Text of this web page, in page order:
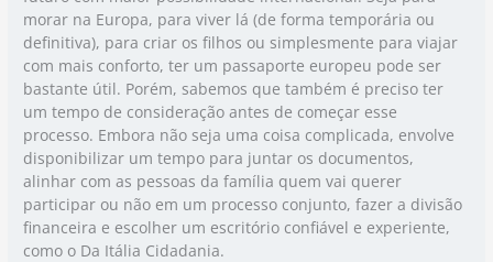
morar na Europa, para viver lá (de forma temporária ou
definitiva), para criar os filhos ou simplesmente para viajar
com mais conforto, ter um passaporte europeu pode ser
bastante útil. Porém, sabemos que também é preciso ter
um tempo de consideração antes de começar esse
processo. Embora não seja uma coisa complicada, envolve
disponibilizar um tempo para juntar os documentos,
alinhar com as pessoas da família quem vai querer
participar ou não em um processo conjunto, fazer a divisão
financeira e escolher um escritório confiável e experiente,
como o Da Itália Cidadania.